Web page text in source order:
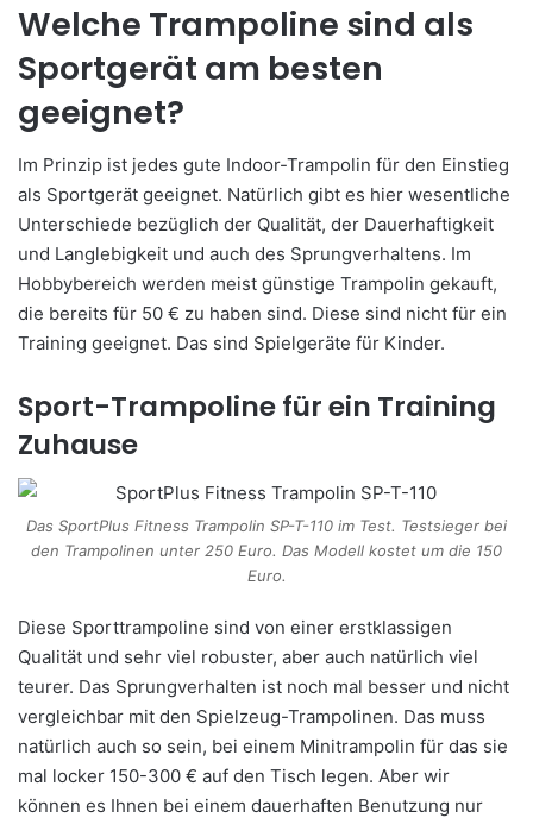
Welche Trampoline sind als
Sportgerät am besten
geeignet?
Im Prinzip ist jedes gute Indoor-Trampolin für den Einstieg
als Sportgerät geeignet. Natürlich gibt es hier wesentliche
Unterschiede bezüglich der Qualität, der Dauerhaftigkeit
und Langlebigkeit und auch des Sprungverhaltens. Im
Hobbybereich werden meist günstige Trampolin gekauft,
die bereits für 50 € zu haben sind. Diese sind nicht für ein
Training geeignet. Das sind Spielgeräte für Kinder.
Sport-Trampoline für ein Training
Zuhause
Das SportPlus Fitness Trampolin SP-T-110 im Test. Testsieger bei
den Trampolinen unter 250 Euro. Das Modell kostet um die 150
Euro.
Diese Sporttrampoline sind von einer erstklassigen
Qualität und sehr viel robuster, aber auch natürlich viel
teurer. Das Sprungverhalten ist noch mal besser und nicht
vergleichbar mit den Spielzeug-Trampolinen. Das muss
natürlich auch so sein, bei einem Minitrampolin für das sie
mal locker 150-300 € auf den Tisch legen. Aber wir
können es Ihnen bei einem dauerhaften Benutzung nur